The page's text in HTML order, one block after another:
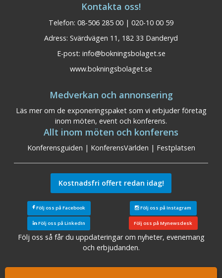
Kontakta oss!
Telefon: 08-506 285 00 | 020-10 00 59
Adress: Svärdvägen 11, 182 33 Danderyd
E-post: info@bokningsbolaget.se
www.bokningsbolaget.se
Medverkan och annonsering
Läs mer om de exponeringspaket som vi erbjuder företag
inom möten, event och konferens.
Allt inom möten och konferens
Konferensguiden | KonferensVärlden | Festplatsen
Kostnadsfri offert redan idag!
Följ oss på Facebook Följ oss på Instagram
Följ oss på LinkedIn Följ oss på Mynewsdesk
Följ oss så får du uppdateringar om nyheter, evenemang
och erbjudanden.
Sök konferensanläggningar|Konferens Stockholm|